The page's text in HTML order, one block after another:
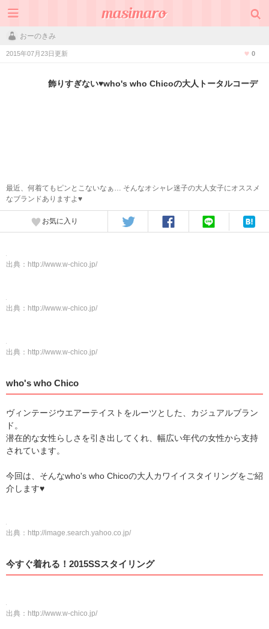
おーのきみ
2015年07月23日更新 0
飾りすぎない♥who's who Chicoの大人トータルコーデ
最近、何着てもピンとこないなぁ… そんなオシャレ迷子の大人女子にオススメ
なブランドありますよ♥
お気に入り
出典： http://www.w-chico.jp/
出典： http://www.w-chico.jp/
出典： http://www.w-chico.jp/
who's who Chico
ヴィンテージウエアーテイストをルーツとした、カジュアルブラン
ド。
潜在的な女性らしさを引き出してくれ、幅広い年代の女性から支持
されています。
今回は、そんなwho's who Chicoの大人カワイイスタイリングをご紹
介します♥
出典： http://image.search.yahoo.co.jp/
今すぐ着れる！2015SSスタイリング
出典： http://www.w-chico.jp/